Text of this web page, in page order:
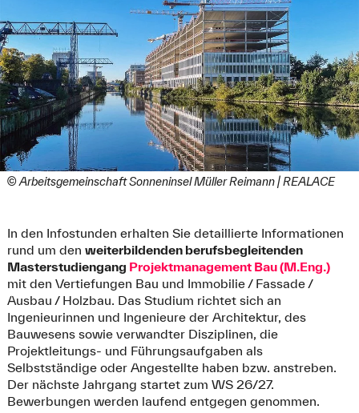
© Arbeitsgemeinschaft Sonneninsel Müller Reimann | REALACE
In den Infostunden erhalten Sie detaillierte Informationen
rund um den weiterbildenden berufsbegleitenden
Masterstudiengang Projektmanagement Bau (M.Eng.)
mit den Vertiefungen Bau und Immobilie / Fassade /
Ausbau / Holzbau. Das Studium richtet sich an
Ingenieurinnen und Ingenieure der Architektur, des
Bauwesens sowie verwandter Disziplinen, die
Projektleitungs- und Führungsaufgaben als
Selbstständige oder Angestellte haben bzw. anstreben.
Der nächste Jahrgang startet zum WS 26/27.
Bewerbungen werden laufend entgegen genommen.